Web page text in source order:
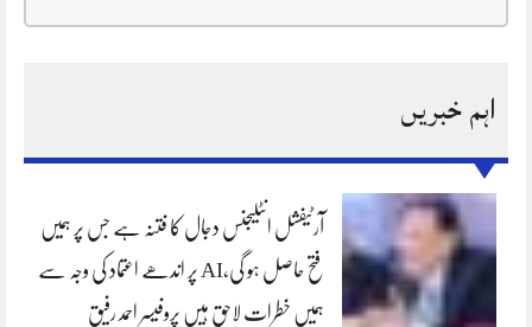
اہم خبریں
آرٹیفشل انٹلیجنس دجال کا فتنہ ہے جس پر ہمیں
فتح حاصل ہو گی،AI پر اندھے اعتماد کی وجہ سے
ہمیں خطرات لاحق ہیں پروفیسر احمد رفیق